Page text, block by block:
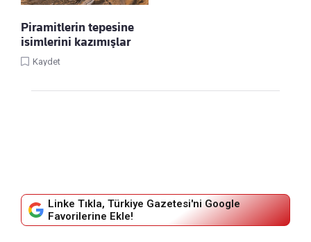
Piramitlerin tepesine
isimlerini kazımışlar
Kaydet
Linke Tıkla, Türkiye Gazetesi'ni Google
Favorilerine Ekle!